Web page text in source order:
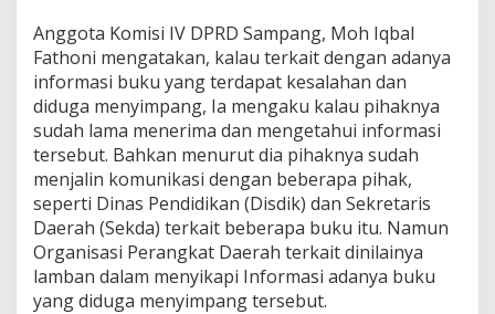
Anggota Komisi IV DPRD Sampang, Moh Iqbal
Fathoni mengatakan, kalau terkait dengan adanya
informasi buku yang terdapat kesalahan dan
diduga menyimpang, Ia mengaku kalau pihaknya
sudah lama menerima dan mengetahui informasi
tersebut. Bahkan menurut dia pihaknya sudah
menjalin komunikasi dengan beberapa pihak,
seperti Dinas Pendidikan (Disdik) dan Sekretaris
Daerah (Sekda) terkait beberapa buku itu. Namun
Organisasi Perangkat Daerah terkait dinilainya
lamban dalam menyikapi Informasi adanya buku
yang diduga menyimpang tersebut.